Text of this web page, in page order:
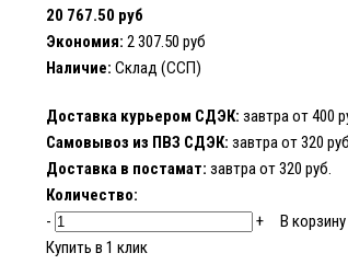
20 767.50 руб
Экономия: 2 307.50 руб
Наличие: Склад (ССП)
Доставка курьером СДЭК: завтра от 400
Самовывоз из ПВЗ СДЭК: завтра от 320
Доставка в постамат: завтра от 320 руб.
Количество:
-
+
В корзину
Купить в 1 клик